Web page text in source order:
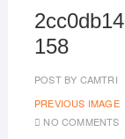
158
POST BY CAMTRI
PREVIOUS IMAGE
NO COMMENTS